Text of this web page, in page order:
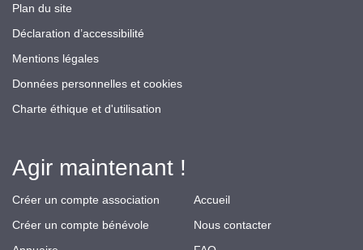
Plan du site
Déclaration d’accessibilité
Mentions légales
Données personnelles et cookies
Charte éthique et d'utilisation
Agir maintenant !
Créer un compte association
Créer un compte bénévole
Accueil
Nous contacter